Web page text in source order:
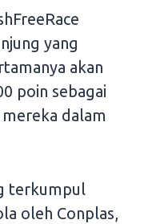
yang
akan
poin sebagai
dalam
terkumpul
oleh Conplas,